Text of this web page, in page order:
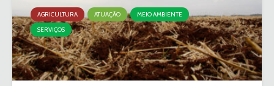
AGRICULTURA ATUAÇÃO
MEIO AMBIENTE
SERVIÇOS